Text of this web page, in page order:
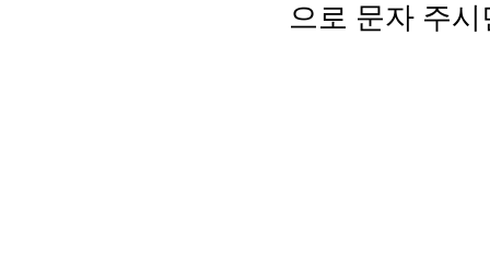
으로 문자 주